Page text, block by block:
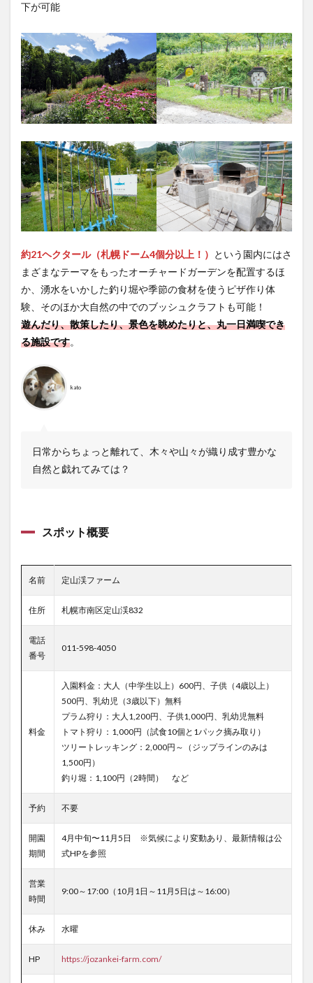
下が可能
約21ヘクタール（札幌ドーム4個分以上！） という園内にはさ
まざまなテーマをもったオーチャードガーデンを配置するほ
か、湧水をいかした釣り堀や季節の食材を使うピザ作り体
験、そのほか大自然の中でのブッシュクラフトも可能！
遊んだり、散策したり、景色を眺めたりと、丸一日満喫でき
る施設です。
kato
日常からちょっと離れて、木々や山々が織り成す豊かな
自然と戯れてみては？
スポット概要
名前 定山渓ファーム
住所 札幌市南区定山渓832
電話
番号
011-598-4050
料金
入園料金：大人（中学生以上）600円、子供（4歳以上）
500円、乳幼児（3歳以下）無料
プラム狩り：大人1,200円、子供1,000円、乳幼児無料
トマト狩り：1,000円（試食10個と1パック摘み取り）
ツリートレッキング：2,000円～（ジップラインのみは
1,500円）
釣り堀：1,100円（2時間） など
予約 不要
開園
期間
4月中旬〜11月5日 ※気候により変動あり、最新情報は公
式HPを参照
営業
時間
9:00～17:00（10月1日～11月5日は～16:00）
休み 水曜
HP https://jozankei-farm.com/